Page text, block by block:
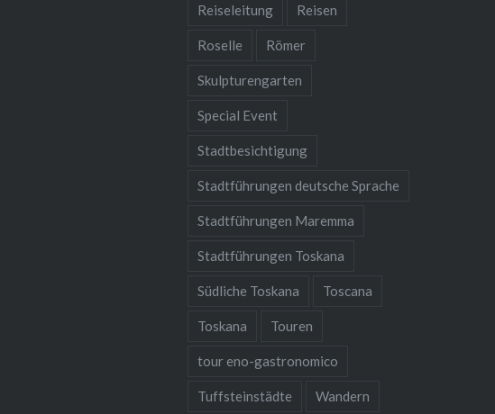
Reiseleitung Reisen
Roselle Römer
Skulpturengarten
Special Event
Stadtbesichtigung
Stadtführungen deutsche Sprache
Stadtführungen Maremma
Stadtführungen Toskana
Südliche Toskana Toscana
Toskana Touren
tour eno-gastronomico
Tuffsteinstädte Wandern